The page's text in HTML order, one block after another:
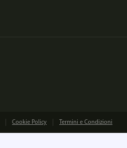
Cookie Policy Termini e Condizioni